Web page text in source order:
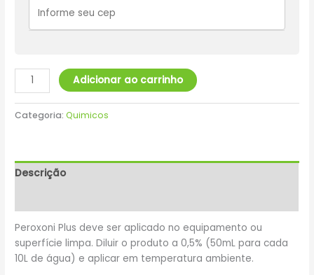
Adicionar ao carrinho
Categoria:Quimicos
Descrição
Peroxoni Plus deve ser aplicado no equipamento ou
superfície limpa. Diluir o produto a 0,5% (50mL para cada
10L de água) e aplicar em temperatura ambiente.